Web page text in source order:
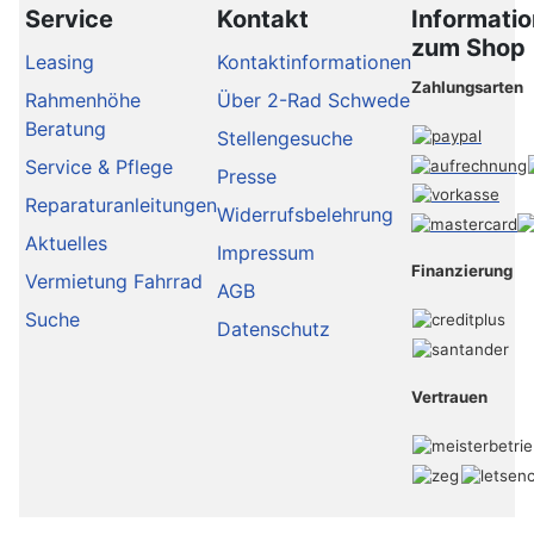
Service
Leasing
Rahmenhöhe
Beratung
Service & Pflege
Reparaturanleitungen
Aktuelles
Vermietung Fahrrad
Suche
Kontakt
Kontaktinformationen
Über 2-Rad Schwede
Stellengesuche
Presse
Widerrufsbelehrung
Impressum
AGB
Datenschutz
zum Shop
Zahlungsarten
Finanzierung
Vertrauen